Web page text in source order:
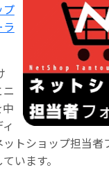
プ
トショップ担当者
います。